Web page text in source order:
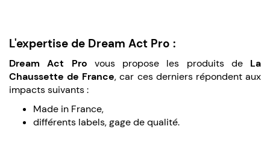
L'expertise de Dream Act Pro :
Dream Act Pro vous propose les produits de La
Chaussette de France, car ces derniers répondent aux
impacts suivants :
Made in France,
différents labels, gage de qualité.